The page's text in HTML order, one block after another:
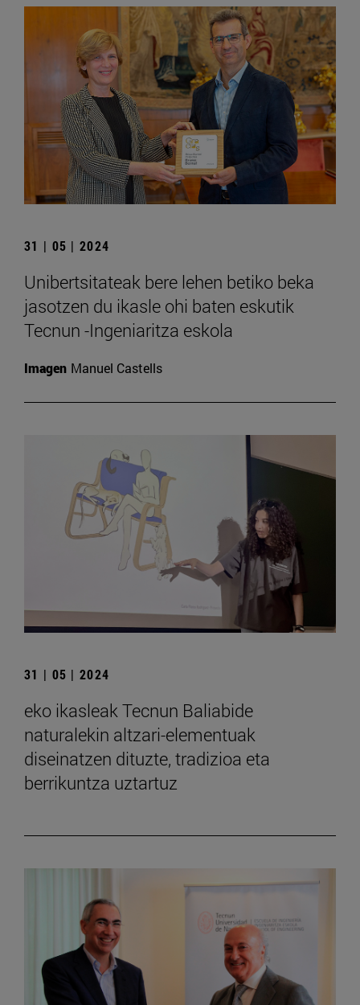
31 | 05 | 2024
Unibertsitateak bere lehen betiko beka
jasotzen du ikasle ohi baten eskutik
Tecnun -Ingeniaritza eskola
Imagen Manuel Castells
31 | 05 | 2024
eko ikasleak Tecnun Baliabide
naturalekin altzari-elementuak
diseinatzen dituzte, tradizioa eta
berrikuntza uztartuz